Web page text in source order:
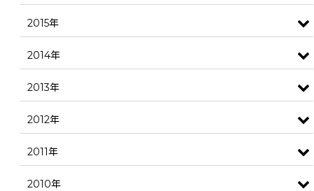
2015年
2014年
2013年
2012年
2011年
2010年